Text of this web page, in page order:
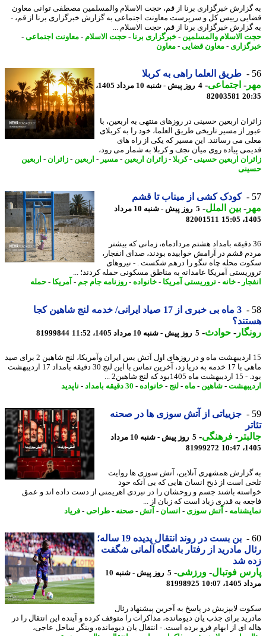
خبرگزاری برنا از قم، حجت الاسلام والمسلمین مصطفی توانی معاون
رییس کل و سرپرست معاونت اجتماعی به گزارش خبرگزاری برنا از قم، -
خبرگزاری برنا از قم، حجت الاسلام ...
الاسلام والمسلمین-خبرگزاری برنا-حجت الاسلام-معاونت اجتماعی-
- معاون قضایی-معاون
طریق العلما راهی به کربلا
-اجتماعی-
4 روز پیش - شنبه 10 مرداد 1405،
82003581
اربعین حسینی در روزهای منتهی به اربعین، با
از مسیر تاریخی طریق العلما، خود را به کربلای
می رسانند. این مسیر که یکی از راه های
پیاده روی میان نجف و کربلا به شمار می رود،
اربعین حسینی-کربلا- زائران اربعین -مسیر-اربعین -زائران-
اربعین
کودک کشی از میناب تا قشم
-بین الملل-
5 روز پیش - شنبه 10 مرداد
82001511
دقیقه بامداد هشتم مردادماه، زمانی که بیشتر
قشم در آرامش خوابیده بودند، صدای انفجار،
محله چاه تنگو را درهم شکست . - نیروهای
آمریکا عامدانه به مناطق مسکونی حمله کردند؛ ...
-خانه -تروریستی آمریکا- خانواده- روزنامه جام جم-آمریکا- حمله
3 ماه بی خبری از 17 صیاد ایرانی/ خدمه لنج شاهین کجا
-حوادث -5 روز پیش - شنبه 10 مرداد 1405، 11:52 81999844
15 اردیبهشت ماه و در روزهای اول آتش بس ایران وآمریکا، لنج شاهین 2 برای صید
ماهی با 17 خدمه به دریا زد، آخرین تماس با این لنج 30 دقیقه بامداد 17 اردیبهشت
که لنج شاهین2 ...
-شاهین-ماه-لنج -خانواده- 30 دقیقه بامداد -ناپدید
جزییاتی از آتش سوزی ها در صحنه
-فرهنگی-
5 روز پیش - شنبه 10 مرداد
81999272
همشهری آنلاین، آتش سوزی ها روایت
است از ذبح انسان هایی که بی آنکه خود
باشند جسم و روحشان را در نبردی اهریمنی از دست داده اند و عمق
به قدری زیاد است که زبان از ...
-آتش سوزی- انسان-آتش -صحنه-طراحی -فریاد
بن بست در روند انتقال پدیده 19 ساله؛
مادرید از رفتار باشگاه آلمانی شگفت
شد
فوتبال-ورزشی-
5 روز پیش - شنبه 10
10:07
81998925
لایپزیش در پاسخ به آخرین پیشنهاد رئال
برای جذب یان دیومانده، مذاکرات را متوقف کرده و آینده این انتقال را در
ای از ابهام فرو برده است. - انتقال یان دیومانده، وینگر ساحل عاجی،